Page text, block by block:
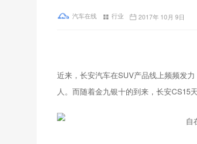
汽车在线 行业 2017年 10月 9日
近来，长安汽车在SUV产品线上频频发
人。而随着金九银十的到来，长安CS15